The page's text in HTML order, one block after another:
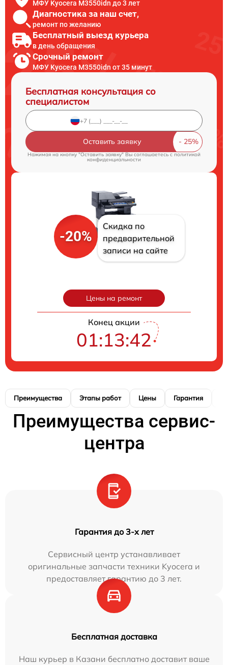
МФУ Kyocera M3550idn до 3 лет
Диагностика за наш счет,
ремонт по желанию
Бесплатный выезд курьера
в день обращения
Срочный ремонт
МФУ Kyocera M3550idn от 35 минут
Бесплатная консультация со
специалистом
Оставить заявку
Нажимая на кнопку "Оставить заявку" Вы соглашаетесь c политикой
конфиденциальности
-20%
Скидка по
предварительной
записи на сайте
Цены на ремонт
Конец акции
01:13:41
Преимущества Этапы работ Цены Гарантия
Преимущества сервис-
центра
Гарантия до 3-х лет
Сервисный центр устанавливает
оригинальные запчасти техники Kyocera и
предоставляет гарантию до 3 лет.
Бесплатная доставка
Наш курьер в Казани бесплатно доставит ваше